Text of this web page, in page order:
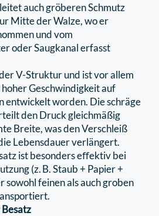
auch gröberen Schmutz
Mitte der Walze, wo er
und vom
oder Saugkanal erfasst
V-Struktur und ist vor allem
Geschwindigkeit auf
entwickelt worden. Die schräge
den Druck gleichmäßig
Breite, was den Verschleiß
Lebensdauer verlängert.
ist besonders eﬀektiv bei
(z. B. Staub + Papier +
sowohl feinen als auch groben